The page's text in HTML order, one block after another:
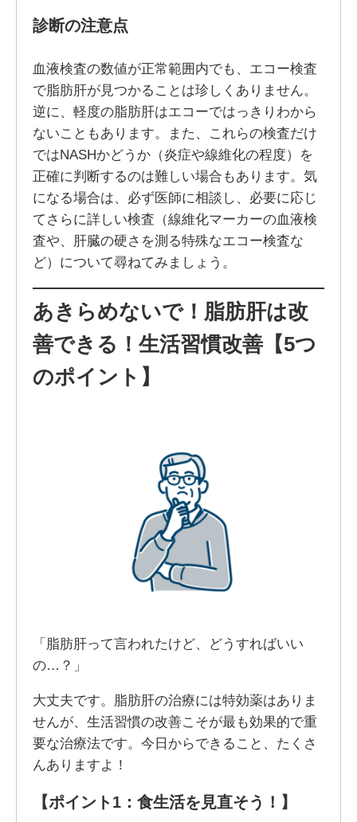
診断の注意点
血液検査の数値が正常範囲内でも、エコー検査
で脂肪肝が見つかることは珍しくありません。
逆に、軽度の脂肪肝はエコーではっきりわから
ないこともあります。また、これらの検査だけ
ではNASHかどうか（炎症や線維化の程度）を
正確に判断するのは難しい場合もあります。気
になる場合は、必ず医師に相談し、必要に応じ
てさらに詳しい検査（線維化マーカーの血液検
査や、肝臓の硬さを測る特殊なエコー検査な
ど）について尋ねてみましょう。
あきらめないで！脂肪肝は改
善できる！生活習慣改善【5つ
のポイント】
「脂肪肝って言われたけど、どうすればいい
の…？」
大丈夫です。脂肪肝の治療には特効薬はありま
せんが、生活習慣の改善こそが最も効果的で重
要な治療法です。今日からできること、たくさ
んありますよ！
【ポイント1：食生活を見直そう！】